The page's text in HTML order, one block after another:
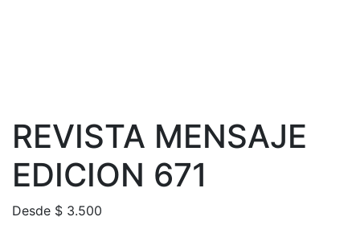
REVISTA MENSAJE
EDICION 671
Desde $ 3.500